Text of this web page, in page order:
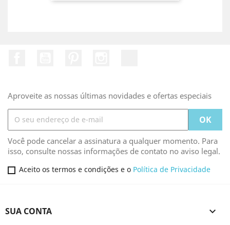
Aproveite as nossas últimas novidades e ofertas especiais
Você pode cancelar a assinatura a qualquer momento. Para
isso, consulte nossas informações de contato no aviso legal.
Aceito os termos e condições e o Política de Privacidade
SUA CONTA 